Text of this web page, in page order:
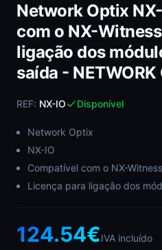
Network Optix
com o NX-
ligação dos
saída - NETWORK
REF: NX-IO Disponível
Network Optix
NX-IO
Compatível com o NX-Witness
Licença para ligação dos
124.54€IVA incluído